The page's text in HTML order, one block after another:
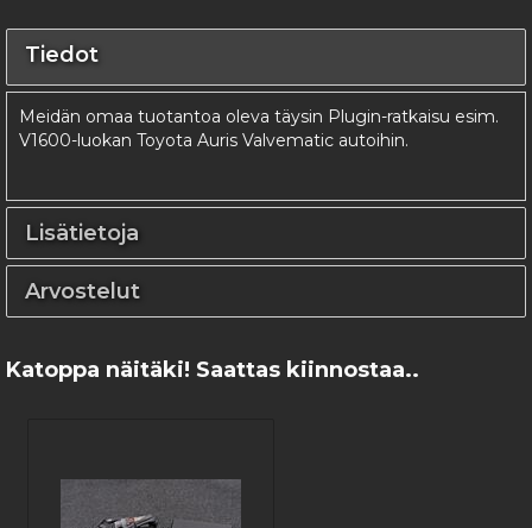
Tiedot
Meidän omaa tuotantoa oleva täysin Plugin-ratkaisu esim.
V1600-luokan Toyota Auris Valvematic autoihin.
Lisätietoja
Arvostelut
Katoppa näitäki! Saattas kiinnostaa..